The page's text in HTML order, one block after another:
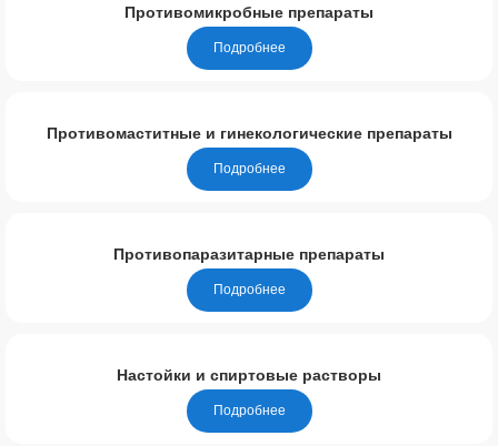
Противомикробные препараты
Подробнее
Противомаститные и гинекологические препараты
Подробнее
Противопаразитарные препараты
Подробнее
Настойки и спиртовые растворы
Подробнее